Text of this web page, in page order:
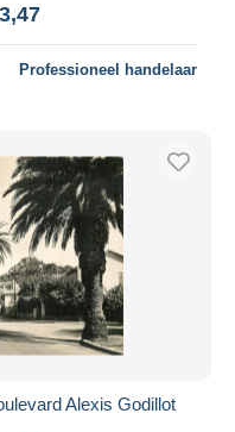
Professioneel handelaar
Alexis Godillot